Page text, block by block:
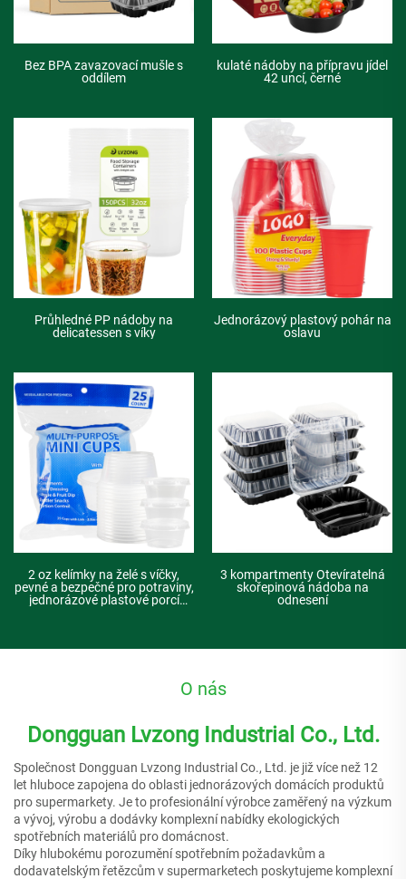
Bez BPA zavazovací mušle s
oddílem
kulaté nádoby na přípravu jídel
42 uncí, černé
Průhledné PP nádoby na
delicatessen s víky
Jednorázový plastový pohár na
oslavu
2 oz kelímky na želé s víčky,
pevné a bezpečné pro potraviny,
jednorázové plastové porcí
3 kompartmenty Otevíratelná
skořepinová nádoba na
odnesení
O nás
Dongguan Lvzong Industrial Co., Ltd.
Společnost Dongguan Lvzong Industrial Co., Ltd. je již více než 12
let hluboce zapojena do oblasti jednorázových domácích produktů
pro supermarkety. Je to profesionální výrobce zaměřený na výzkum
a vývoj, výrobu a dodávky komplexní nabídky ekologických
spotřebních materiálů pro domácnost.
Díky hlubokému porozumění spotřebním požadavkům a
dodavatelským řetězcům v supermarketech poskytujeme komplexní